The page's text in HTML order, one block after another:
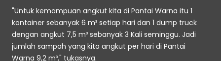
"Untuk kemampuan angkut kita di Pantai Warna itu 1
kontainer sebanyak 6 m³ setiap hari dan 1 dump truck
dengan angkut 7,5 m³ sebanyak 3 Kali seminggu. Jadi
jumlah sampah yang kita angkut per hari di Pantai
Warna 9,2 m³," tukasnya.